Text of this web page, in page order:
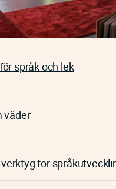
språk och lek
väder
för